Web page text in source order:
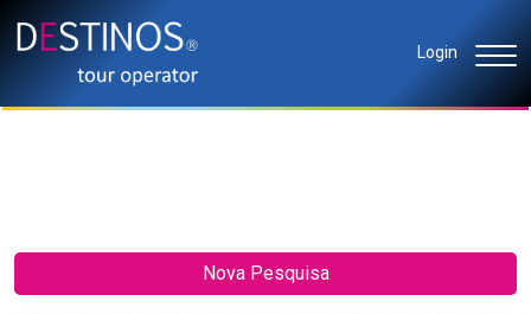
Login
Nova Pesquisa